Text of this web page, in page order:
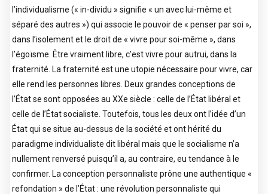
l’individualisme (« in-dividu » signifie « un avec lui-même et
séparé des autres ») qui associe le pouvoir de « penser par soi »,
dans l’isolement et le droit de « vivre pour soi-même », dans
l’égoïsme. Être vraiment libre, c’est vivre pour autrui, dans la
fraternité. La fraternité est une utopie nécessaire pour vivre, car
elle rend les personnes libres. Deux grandes conceptions de
l’État se sont opposées au XXe siècle : celle de l’État libéral et
celle de l’État socialiste. Toutefois, tous les deux ont l’idée d’un
État qui se situe au-dessus de la société et ont hérité du
paradigme individualiste dit libéral mais que le socialisme n’a
nullement renversé puisqu’il a, au contraire, eu tendance à le
confirmer. La conception personnaliste prône une authentique «
refondation » de l’État : une révolution personnaliste qui